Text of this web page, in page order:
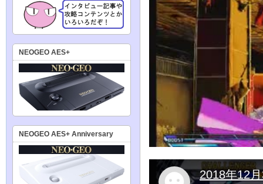
NEOGEO AES+
NEOGEO AES+ Anniversary